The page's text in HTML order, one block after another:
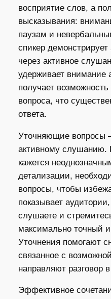
восприятие слов, а
высказывания:
паузам и
спикер демонстрирует
через активное
удерживает внимание
получает
вопроса, что
ответа.
Уточняющие вопросы
активному слушанию.
кажется
детализации,
вопросы, чтобы
показывает
слушаете и
максимально точный
Уточнения помогают
связанное с
направляют разговор
Эффективное